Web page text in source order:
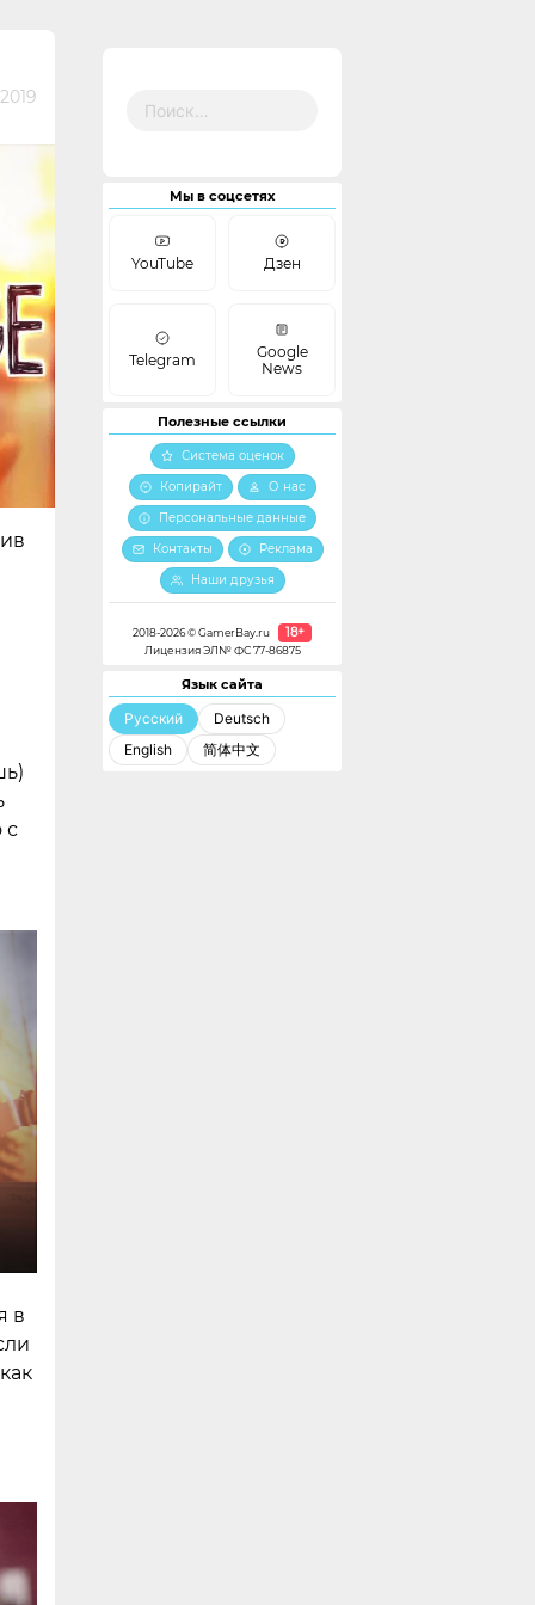
с
в
Мы в соцсетях
YouTube Дзен
Telegram
Google
News
Полезные ссылки
Система оценок
Копирайт
О нас
Персональные данные
Контакты
Реклама
Наши друзья
2018-2026 © GamerBay.ru 18+
Лицензия ЭЛ№ ФС 77-86875
Язык сайта
Русский
Deutsch
English
简体中文